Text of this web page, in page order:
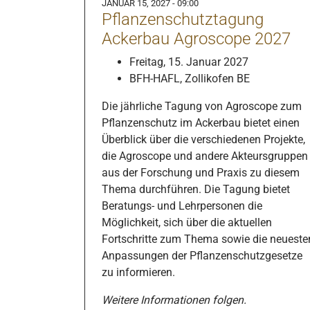
JANUAR 15, 2027 - 09:00
Pflanzenschutztagung
Ackerbau Agroscope 2027
Freitag, 15. Januar 2027
BFH-HAFL, Zollikofen BE
Die jährliche Tagung von Agroscope zum
Pflanzenschutz im Ackerbau bietet einen
Überblick über die verschiedenen Projekte,
die Agroscope und andere Akteursgruppen
aus der Forschung und Praxis zu diesem
Thema durchführen. Die Tagung bietet
Beratungs- und Lehrpersonen die
Möglichkeit, sich über die aktuellen
Fortschritte zum Thema sowie die
Anpassungen der Pflanzenschutzgesetze
zu informieren.
Weitere Informationen folgen.